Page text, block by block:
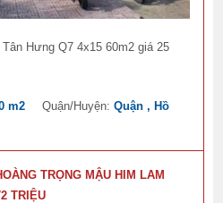
Hưng Q7 4x15 60m2 giá 25
m2 Quận/Huyện:Quận , Hồ
TRỌNG MẬU HIM LAM
TRIỆU